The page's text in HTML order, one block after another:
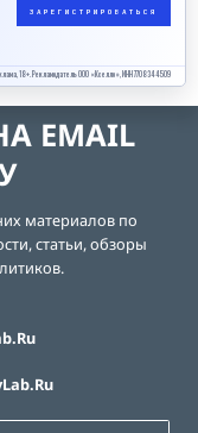
ЗАРЕГИСТРИРОВАТЬСЯ
18+. Рекламодатель ООО «Кселло», ИНН 7708344509
EMAIL
материалов по
статьи, обзоры